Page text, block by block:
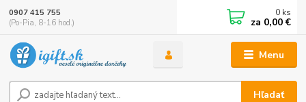
Menu
Hľadať
0907 415 755
(Po-Pia, 8-16 hod.)
0 ks
za 0,00 €